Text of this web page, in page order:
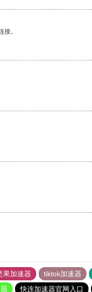
接。
果加速器 tiktok加速器
快连加速器官网入口